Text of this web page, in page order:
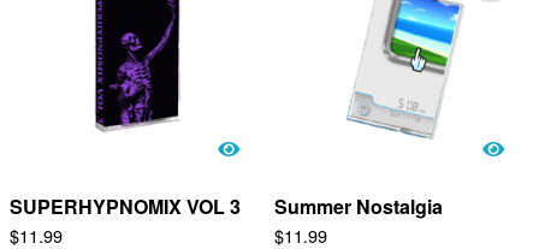
SUPERHYPNOMIX VOL 3
$11.99
Summer Nostalgia
$11.99